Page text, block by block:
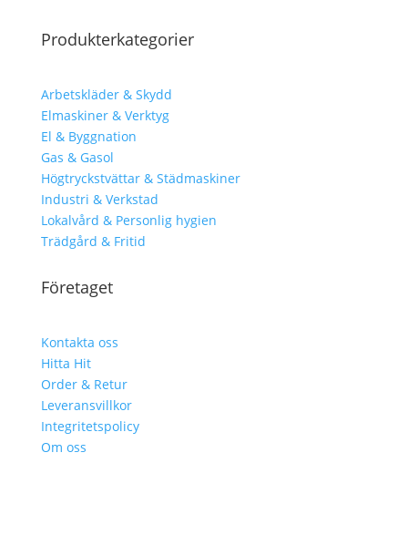
Produkterkategorier
Arbetskläder & Skydd
Elmaskiner & Verktyg
El & Byggnation
Gas & Gasol
Högtryckstvättar & Städmaskiner
Industri & Verkstad
Lokalvård & Personlig hygien
Trädgård & Fritid
Företaget
Kontakta oss
Hitta Hit
Order & Retur
Leveransvillkor
Integritetspolicy
Om oss